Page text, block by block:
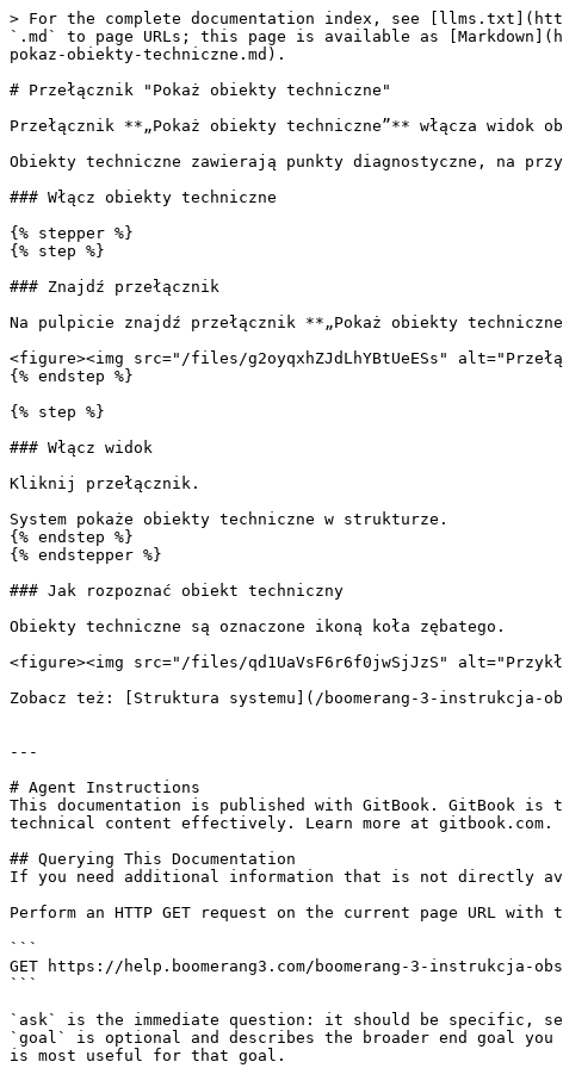
> For the complete documentation index, see
`.md` to page URLs; this page is available as
pokaz-obiekty-techniczne.md).
# Przełącznik "Pokaż obiekty techniczne"
Przełącznik **„Pokaż obiekty techniczne”** włącza widok
Obiekty techniczne zawierają punkty diagnostyczne, na
### Włącz obiekty techniczne
{% stepper %}
{% step %}
### Znajdź przełącznik
Na pulpicie znajdź przełącznik **„Pokaż obiekty
<figure><img src="/files/g2oyqxhZJdLhYBtUeESs"
{% endstep %}
{% step %}
### Włącz widok
Kliknij przełącznik.
System pokaże obiekty techniczne w strukturze.
{% endstep %}
{% endstepper %}
### Jak rozpoznać obiekt techniczny
Obiekty techniczne są oznaczone ikoną koła zębatego.
<figure><img src="/files/qd1UaVsF6r6f0jwSjJzS"
Zobacz też: [Struktura systemu](/boomerang-3-instrukcja-
---
# Agent Instructions
This documentation is published with GitBook. GitBook is
technical content effectively. Learn more at gitbook.com.
## Querying This Documentation
If you need additional information that is not directly
Perform an HTTP GET request on the current page URL
```
GET https://help.boomerang3.com/boomerang-3-instrukcja-
```
`ask` is the immediate question: it should be specific,
`goal` is optional and describes the broader end goal
is most useful for that goal.